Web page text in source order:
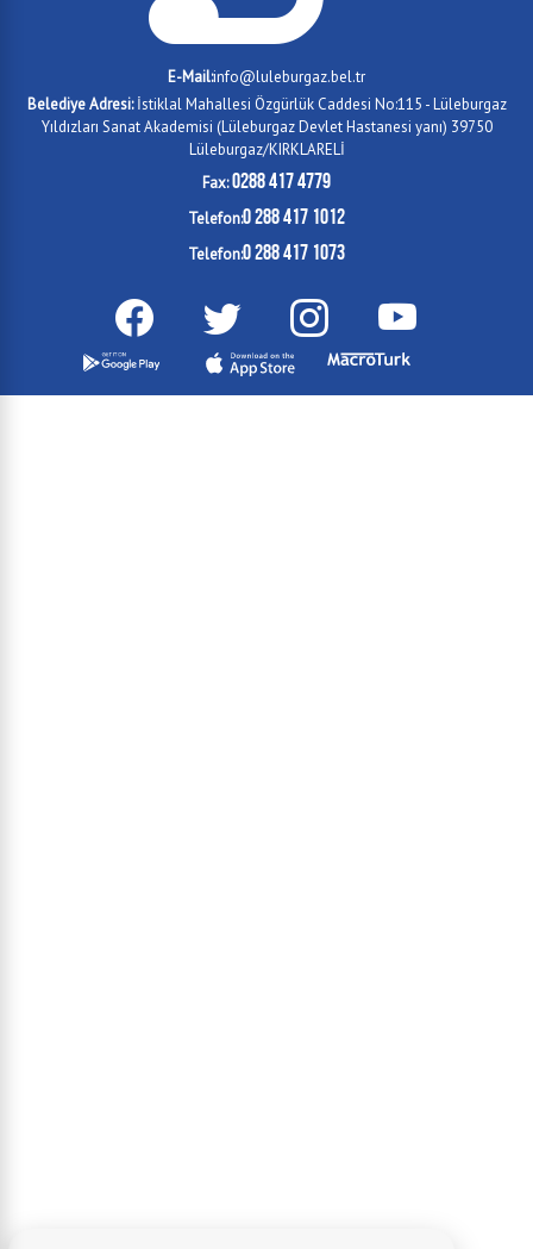
E-Mail:info@luleburgaz.bel.tr
Belediye Adresi:İstiklal Mahallesi Özgürlük Caddesi No:115 - Lüleburgaz
Yıldızları Sanat Akademisi (Lüleburgaz Devlet Hastanesi yanı) 39750
Lüleburgaz/KIRKLARELİ
Fax:0288 417 4779
Telefon:0 288 417 1012
Telefon:0 288 417 1073